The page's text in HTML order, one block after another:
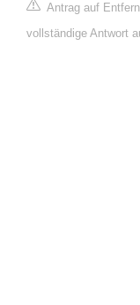
Antrag auf
vollständige Antwort